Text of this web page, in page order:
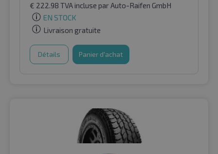
€ 222.98 TVA incluse par Auto-Raifen GmbH
EN STOCK
Livraison gratuite
Détails Panier d'achat